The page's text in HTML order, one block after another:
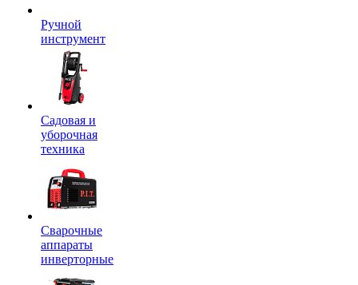
Ручной
инструмент
Садовая и
уборочная
техника
Сварочные
аппараты
инверторные